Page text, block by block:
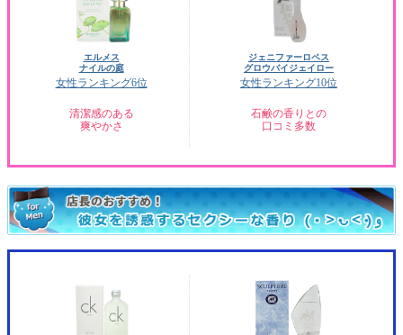
エルメス
ナイルの庭
女性ランキング6位
清潔感のある
爽やかさ
ジェニファーロペス
グロウバイジェイロー
女性ランキング10位
石鹸の香りとの
口コミ多数